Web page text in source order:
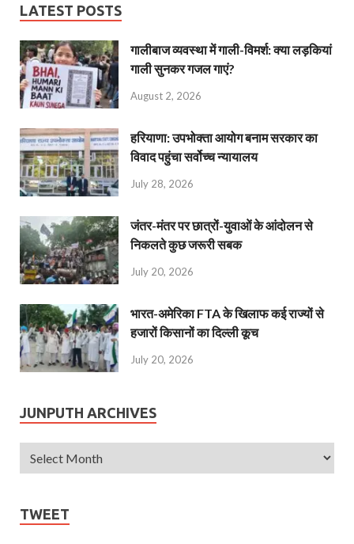
LATEST POSTS
गालीबाज व्‍यवस्‍था में गाली-विमर्श: क्या लड़कियां
गाली सुनकर गजल गाएं?
August 2, 2026
हरियाणा: उपभोक्ता आयोग बनाम सरकार का
विवाद पहुंचा सर्वोच्च न्यायालय
July 28, 2026
जंतर-मंतर पर छात्रों-युवाओं के आंदोलन से
निकलते कुछ जरूरी सबक
July 20, 2026
भारत-अमेरिका FTA के खिलाफ कई राज्यों से
हजारों किसानों का दिल्ली कूच
July 20, 2026
JUNPUTH ARCHIVES
TWEET